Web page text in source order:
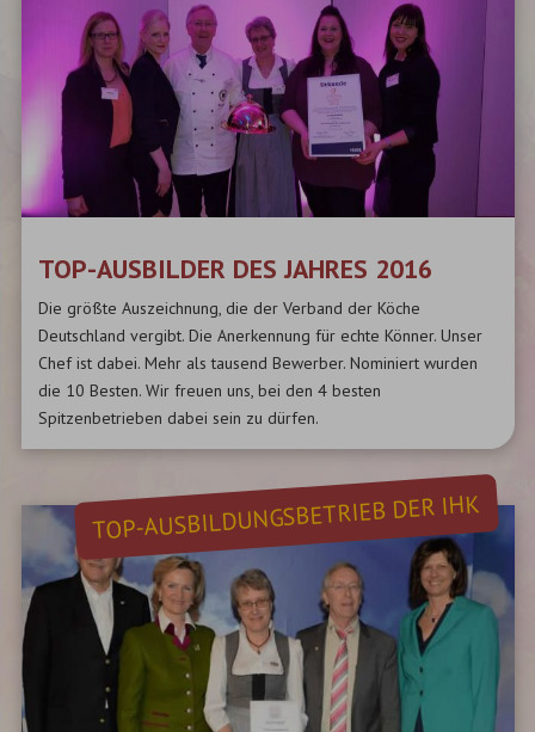
TOP-AUSBILDER DES JAHRES 2016
Die größte Auszeichnung, die der Verband der Köche
Deutschland vergibt. Die Anerkennung für echte Könner. Unser
Chef ist dabei. Mehr als tausend Bewerber. Nominiert wurden
die 10 Besten. Wir freuen uns, bei den 4 besten
Spitzenbetrieben dabei sein zu dürfen.
TOP-AUSBILDUNGSBETRIEB DER IHK